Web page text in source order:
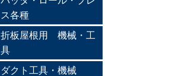
ス各種
折板屋根用 機械・工
具
ダクト工具・機械